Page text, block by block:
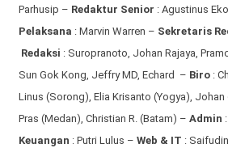
Parhusip – Redaktur Senior : Agustinus
Pelaksana : Marvin Warren – Sekretaris
Redaksi : Suropranoto, Johan Rajaya,
Sun Gok Kong, Jeffry MD, Echard – Biro:
Linus (Sorong), Elia Krisanto (Yogya), Johan
Pras (Medan), Christian R. (Batam) – Admin
Keuangan : Putri Lulus – Web & IT :